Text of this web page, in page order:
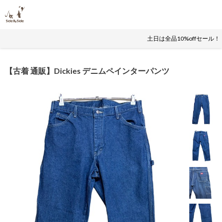
土日は全品10%offセール
【古着 通販】Dickies デニムペインターパンツ